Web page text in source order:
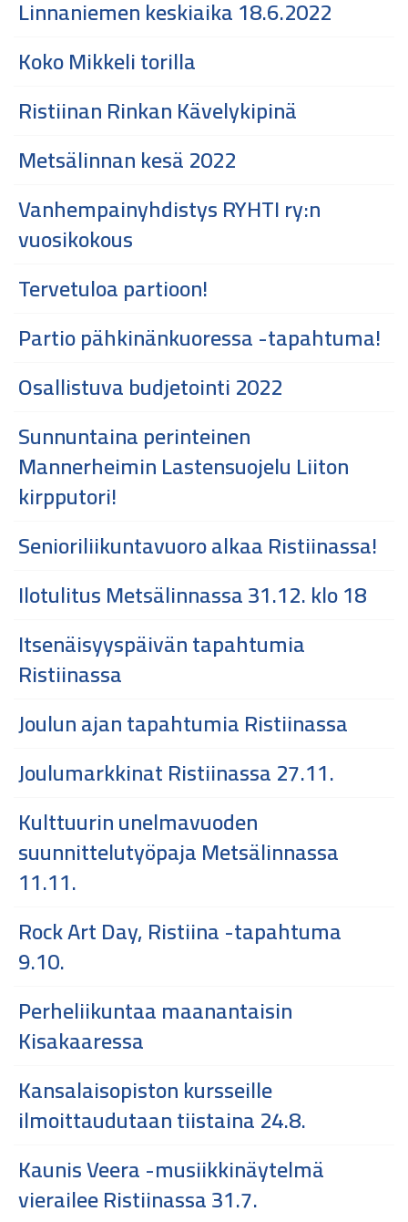
Linnaniemen keskiaika 18.6.2022
Koko Mikkeli torilla
Ristiinan Rinkan Kävelykipinä
Metsälinnan kesä 2022
Vanhempainyhdistys RYHTI ry:n
vuosikokous
Tervetuloa partioon!
Partio pähkinänkuoressa -tapahtuma!
Osallistuva budjetointi 2022
Sunnuntaina perinteinen
Mannerheimin Lastensuojelu Liiton
kirpputori!
Senioriliikuntavuoro alkaa Ristiinassa!
Ilotulitus Metsälinnassa 31.12. klo 18
Itsenäisyyspäivän tapahtumia
Ristiinassa
Joulun ajan tapahtumia Ristiinassa
Joulumarkkinat Ristiinassa 27.11.
Kulttuurin unelmavuoden
suunnittelutyöpaja Metsälinnassa
11.11.
Rock Art Day, Ristiina -tapahtuma
9.10.
Perheliikuntaa maanantaisin
Kisakaaressa
Kansalaisopiston kursseille
ilmoittaudutaan tiistaina 24.8.
Kaunis Veera -musiikkinäytelmä
vierailee Ristiinassa 31.7.